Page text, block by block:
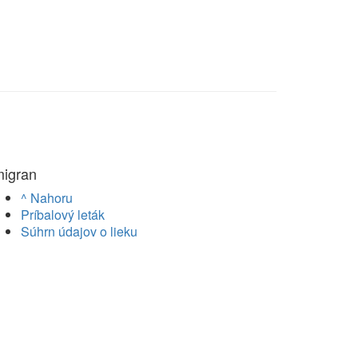
^ Nahoru
Príbalový leták
Súhrn údajov o lieku